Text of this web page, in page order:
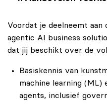
generatieve AI
Ervaren ICT-
voorbereiden op
Het ontwerpen van AI-
bedrijfsoplossingen
generatieve AI.
nemen van
Het toepassen van
Voordat je deelneemt
agentic AI business
dat jij beschikt over de
Basiskennis van
machine learning (ML)
agents, inclusief